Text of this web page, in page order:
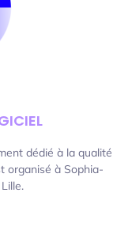
dédié à la qualité
organisé à Sophia-